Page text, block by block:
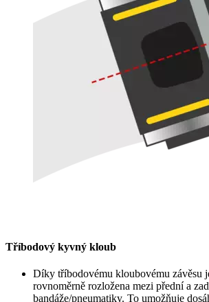
Tříbodový kyvný kloub
Díky tříbodovému kloubovému závěsu
rovnoměrně rozložena mezi přední a
bandáže/pneumatiky. To umožňuje